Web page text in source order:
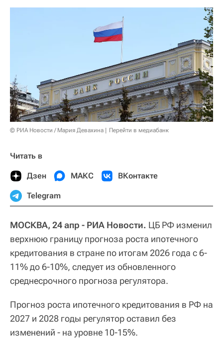
© РИА Новости / Мария Девахина Перейти в медиабанк
Читать в
Дзен МАКС ВКонтакте
Telegram
МОСКВА, 24 апр - РИА Новости. ЦБ РФ изменил
верхнюю границу прогноза роста ипотечного
кредитования в стране по итогам 2026 года с 6-
11% до 6-10%, следует из обновленного
среднесрочного прогноза регулятора.
Прогноз роста ипотечного кредитования в РФ на
2027 и 2028 годы регулятор оставил без
изменений - на уровне 10-15%.